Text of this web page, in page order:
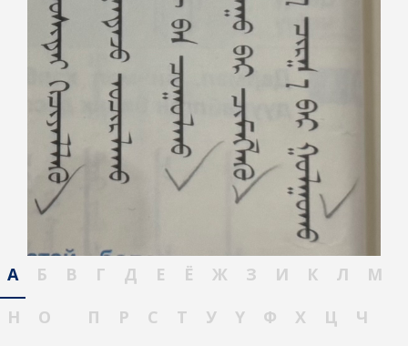
А Б В Г Д Е Ё Ж З И К Л
М
Н
О П Р С Т У Ү Ф Х Ц
Ч